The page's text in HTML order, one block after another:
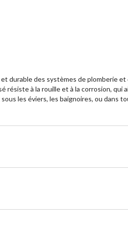
durable des systèmes de plomberie
à la rouille et à la corrosion, qui
les éviers, les baignoires, ou dans